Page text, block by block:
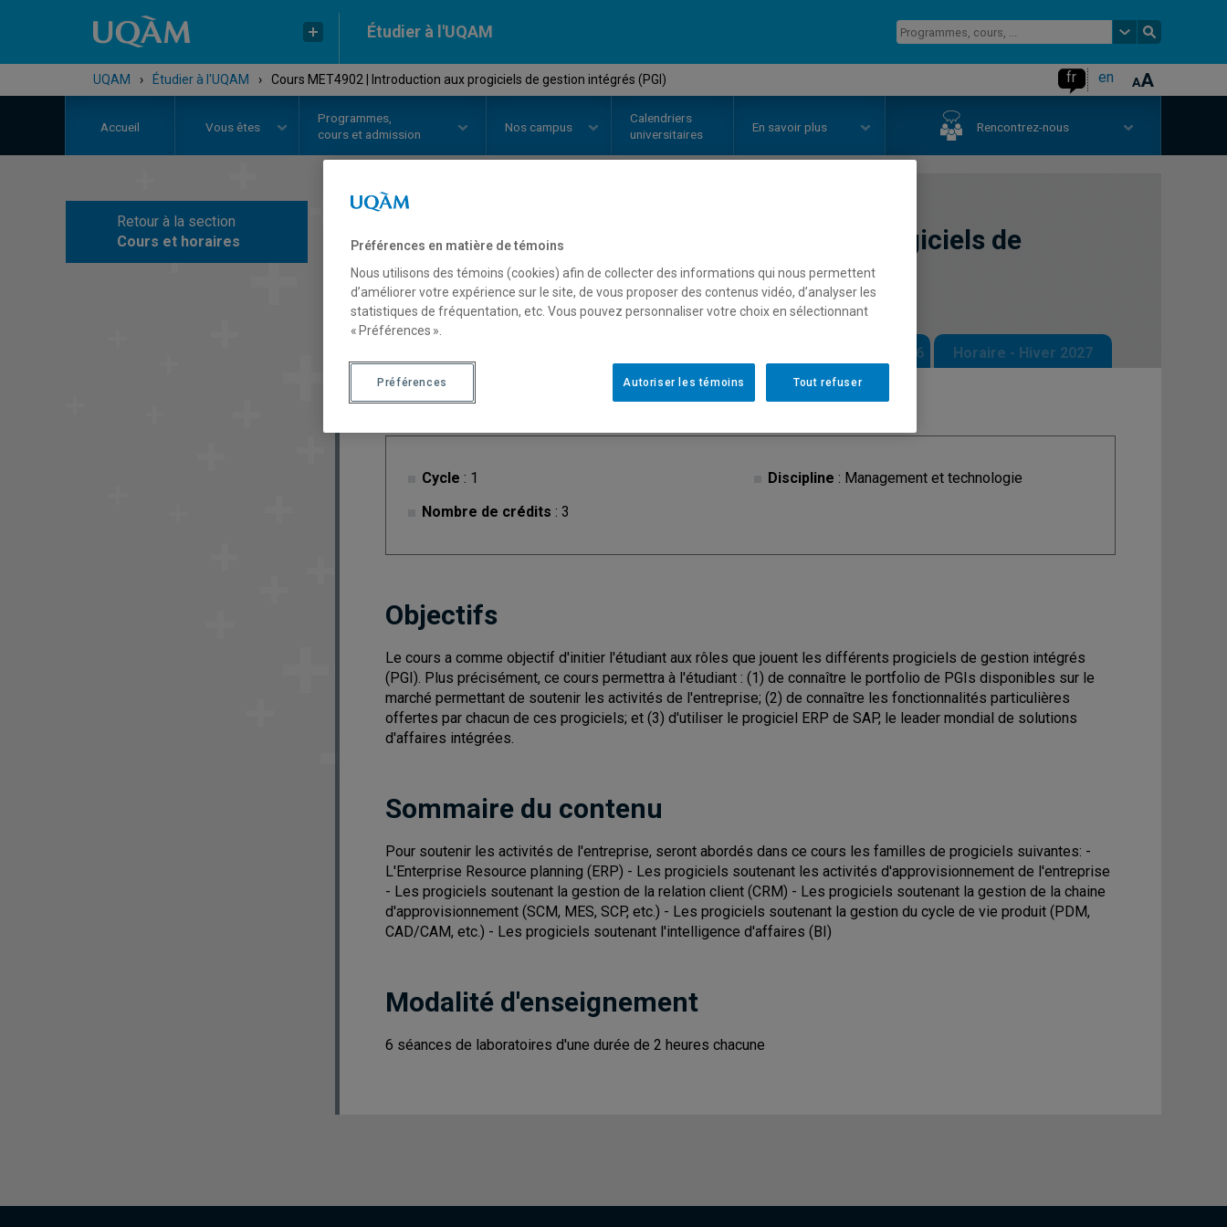
Étudier à l'UQAM
UQAM › Étudier à l'UQAM › Cours MET4902 | Introduction aux progiciels de gestion intégrés (PGI) fr en
Accueil Vous êtes
Programmes,
cours et admission
Nos campus
Calendriers
universitaires
En savoir plus Rencontrez-nous
Retour à la section
Cours et horaires
COURS// MET4902
Introduction aux progiciels de
gestion intégrés (PGI)
Horaire - Automne 2026 Horaire - Hiver 2027
Cycle : 1
Nombre de crédits : 3
Discipline : Management et technologie
Objectifs
Le cours a comme objectif d'initier l'étudiant aux rôles que jouent les différents progiciels de gestion intégrés
(PGI). Plus précisément, ce cours permettra à l'étudiant : (1) de connaître le portfolio de PGIs disponibles sur le
marché permettant de soutenir les activités de l'entreprise; (2) de connaître les fonctionnalités particulières
offertes par chacun de ces progiciels; et (3) d'utiliser le progiciel ERP de SAP, le leader mondial de solutions
d'affaires intégrées.
Sommaire du contenu
Pour soutenir les activités de l'entreprise, seront abordés dans ce cours les familles de progiciels suivantes: -
L'Enterprise Resource planning (ERP) - Les progiciels soutenant les activités d'approvisionnement de l'entreprise
- Les progiciels soutenant la gestion de la relation client (CRM) - Les progiciels soutenant la gestion de la chaine
d'approvisionnement (SCM, MES, SCP, etc.) - Les progiciels soutenant la gestion du cycle de vie produit (PDM,
CAD/CAM, etc.) - Les progiciels soutenant l'intelligence d'affaires (BI)
Modalité d'enseignement
6 séances de laboratoires d'une durée de 2 heures chacune
Préférences en matière de témoins
Nous utilisons des témoins (cookies) afin de collecter des informations qui nous permettent
d’améliorer votre expérience sur le site, de vous proposer des contenus vidéo, d’analyser les
statistiques de fréquentation, etc. Vous pouvez personnaliser votre choix en sélectionnant
« Préférences ».
Tout refuser
Autoriser les témoins
Préférences